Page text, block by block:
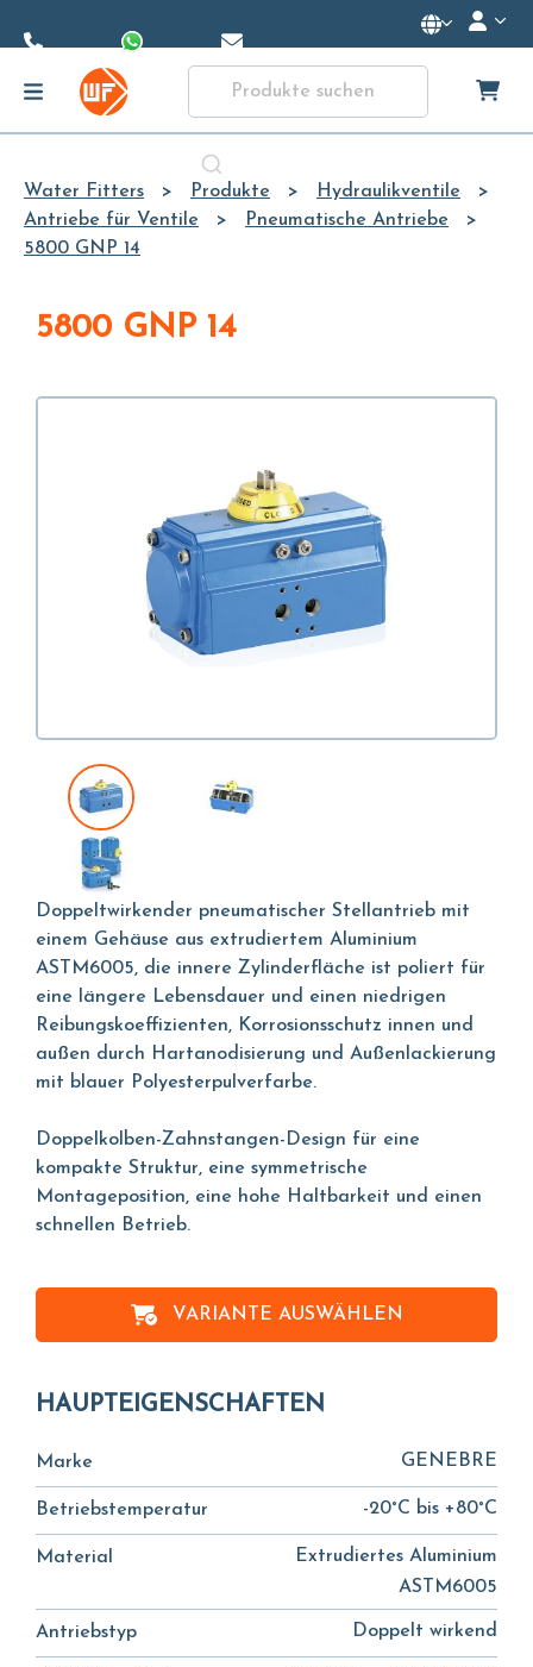
Content
Water Fitters Produkte
Hydraulikventile
Antriebe für Ventile
Pneumatische Antriebe
5800 GNP 14
5800 GNP 14
Doppeltwirkender pneumatischer Stellantrieb mit
einem Gehäuse aus extrudiertem Aluminium
ASTM6005, die innere Zylinderfläche ist poliert für
eine längere Lebensdauer und einen niedrigen
Reibungskoeffizienten, Korrosionsschutz innen und
außen durch Hartanodisierung und Außenlackierung
mit blauer Polyesterpulverfarbe.
Doppelkolben-Zahnstangen-Design für eine
kompakte Struktur, eine symmetrische
Montageposition, eine hohe Haltbarkeit und einen
schnellen Betrieb.
VARIANTE AUSWÄHLEN
HAUPTEIGENSCHAFTEN
Marke GENEBRE
Betriebstemperatur -20°C bis +80°C
Material
Extrudiertes Aluminium
ASTM6005
Antriebstyp Doppelt wirkend